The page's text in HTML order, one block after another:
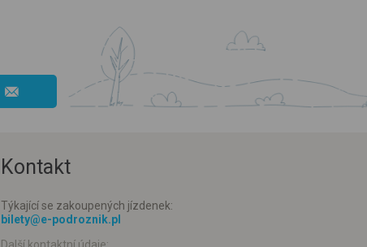
Kontakt
Týkající se zakoupených jízdenek:
bilety@e-podroznik.pl